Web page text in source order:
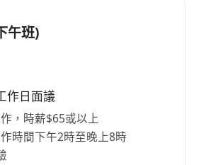
，包括專業認證考試資助、內
門交流機會，協助持續發展工
午班)
作日面議
，時薪$65或以上
時間下午2時至晚上8時